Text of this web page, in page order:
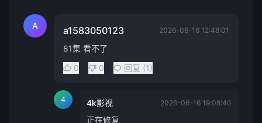
A a1583050123 2026-06-16 12:48:01
81集 看不了
0
0 回复 (1)
4 4k影视 2026-06-16 19:08:40
正在修复